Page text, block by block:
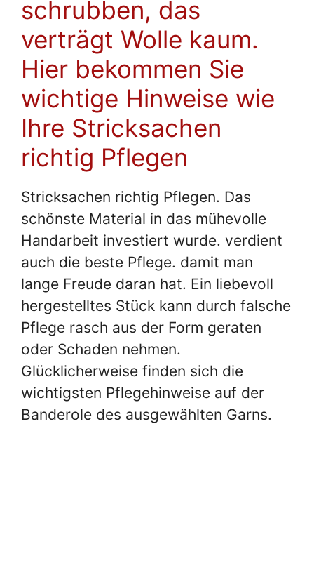
schrubben, das
verträgt Wolle kaum.
Hier bekommen Sie
wichtige Hinweise wie
Ihre Stricksachen
richtig Pflegen
Stricksachen richtig Pflegen. Das
schönste Material in das mühevolle
Handarbeit investiert wurde. verdient
auch die beste Pflege. damit man
lange Freude daran hat. Ein liebevoll
hergestelltes Stück kann durch falsche
Pflege rasch aus der Form geraten
oder Schaden nehmen.
Glücklicherweise finden sich die
wichtigsten Pflegehinweise auf der
Banderole des ausgewählten Garns.